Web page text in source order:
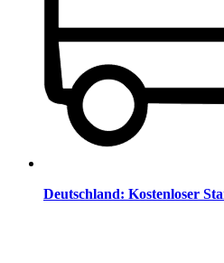
Deutschland: Kostenloser